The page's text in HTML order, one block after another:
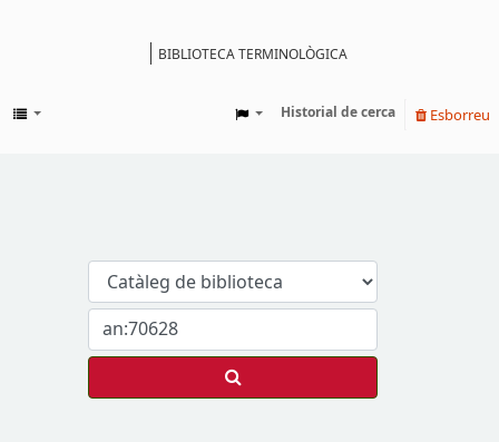
BIBLIOTECA TERMINOLÒGICA
Historial de cerca Esborreu